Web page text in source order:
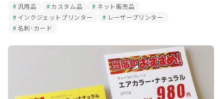
汎用品 カスタム品
ネット販売品
インクジェットプリンター
レーザープリンター
名刺･カード